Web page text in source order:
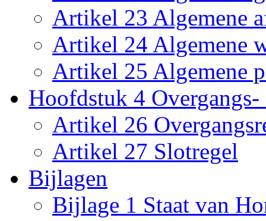
Artikel 23 Algemene
Artikel 24 Algemene
Artikel 25 Algemene
Hoofdstuk 4 Overgangs-
Artikel 26
Artikel 27 Slotregel
Bijlagen
Bijlage 1 Staat van